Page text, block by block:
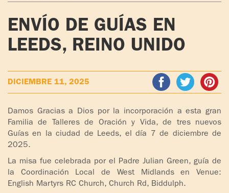
TOV ADULTOS
TOV
ADOLESCENTES
TOV NIÑOS
CURSO
ENCUENTRO DE
PADRE
IGNACIO
PADRE
IGNACIO
PADRE
Y VIVIR
ENVÍO DE GUÍAS EN
LEEDS, REINO UNIDO
DICIEMBRE 11, 2025
Damos Gracias a Dios por la incorporación a esta gran
Familia de Talleres de Oración y Vida, de tres nuevos
Guías en la ciudad de Leeds, el día 7 de diciembre de
2025.
La misa fue celebrada por el Padre Julian Green, guía de
la Coordinación Local de West Midlands en Venue:
English Martyrs RC Church, Church Rd, Biddulph.